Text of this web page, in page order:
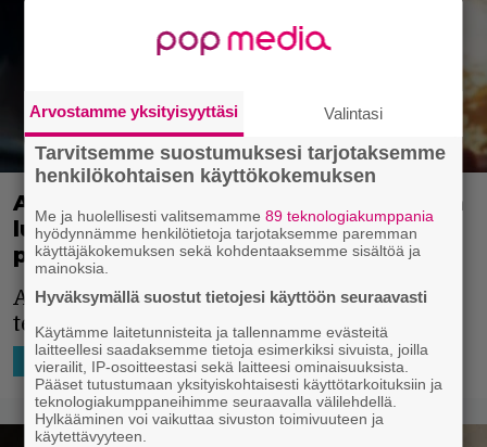
Amazon tekee palkitusta ja tunteisiin
lujaa iskevistä Life Is Strange -
pelieistä sarjan
Amazon jatkaa videopeliadaptaatioiden
tekemistä.
TV-SARJAT 8.9.2025 08:00 Ira Hurskainen
Arvostamme yksityisyyttäsi Valintasi
Tarvitsemme suostumuksesi tarjotaksemme
henkilökohtaisen käyttökokemuksen
Me ja huolellisesti valitsemamme89 teknologiakumppania
hyödynnämme henkilötietoja tarjotaksemme paremman
käyttäjäkokemuksen sekä kohdentaaksemme sisältöä ja
mainoksia.
Hyväksymällä suostut tietojesi käyttöön seuraavasti
Käytämme laitetunnisteita ja tallennamme evästeitä
laitteellesi saadaksemme tietoja esimerkiksi sivuista, joilla
vierailit, IP-osoitteestasi sekä laitteesi ominaisuuksista.
Pääset tutustumaan yksityiskohtaisesti käyttötarkoituksiin ja
teknologiakumppaneihimme seuraavalla välilehdellä.
Hylkääminen voi vaikuttaa sivuston toimivuuteen ja
käytettävyyteen.